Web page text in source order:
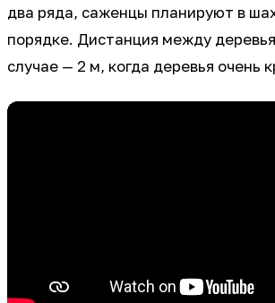
два ряда, саженцы планируют в
порядке. Дистанция между
случае — 2 м, когда деревья очень